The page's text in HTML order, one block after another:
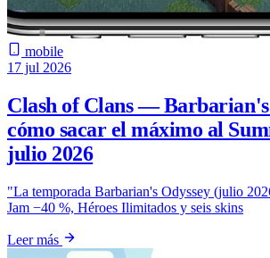
mobile
17 jul 2026
Clash of Clans — Barbarian's
cómo sacar el máximo al
julio 2026
"La temporada Barbarian's Odyssey (julio
Jam −40 %, Héroes Ilimitados y seis skins
Leer más